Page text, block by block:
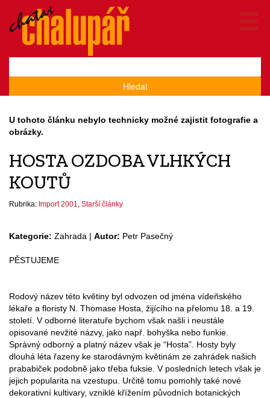
Hledat
U tohoto článku nebylo technicky možné zajistit fotografie a
obrázky.
HOSTA OZDOBA VLHKÝCH
KOUTŮ
Rubrika: Import 2001 Starší články
Kategorie: Zahrada | Autor: Petr Pasečný
PĚSTUJEME
Rodový název této květiny byl odvozen od jména vídeňského
lékaře a floristy N. Thomase Hosta, žijícího na přelomu 18. a 19.
století. V odborné literatuře bychom však našli i neustále
opisované nevžité názvy, jako např. bohyška nebo funkie.
Správný odborný a platný název však je “Hosta”. Hosty byly
dlouhá léta řazeny ke starodávným květinám ze zahrádek našich
prababiček podobně jako třeba fuksie. V posledních letech však je
jejich popularita na vzestupu. Určitě tomu pomohly také nové
dekorativní kultivary, vzniklé křížením původních botanických